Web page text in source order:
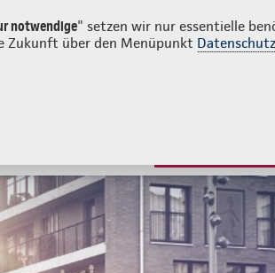
notwendige" setzen wir nur essentielle
Zukunft über den Menüpunkt Datenschutz
Login Kontakt